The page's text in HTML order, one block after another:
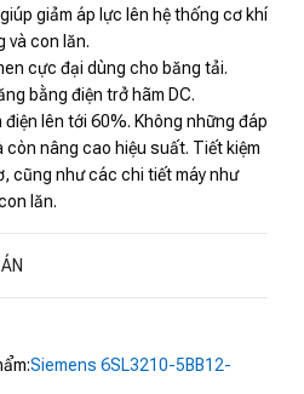
giảm áp lực lên hệ thống cơ khí
và con lăn.
cực đại dùng cho băng tải.
bằng điện trở hãm DC.
lên tới 60%. Không những đáp
nâng cao hiệu suất. Tiết kiệm
cũng như các chi tiết máy như
lăn.
Siemens 6SL3210-5BB12-